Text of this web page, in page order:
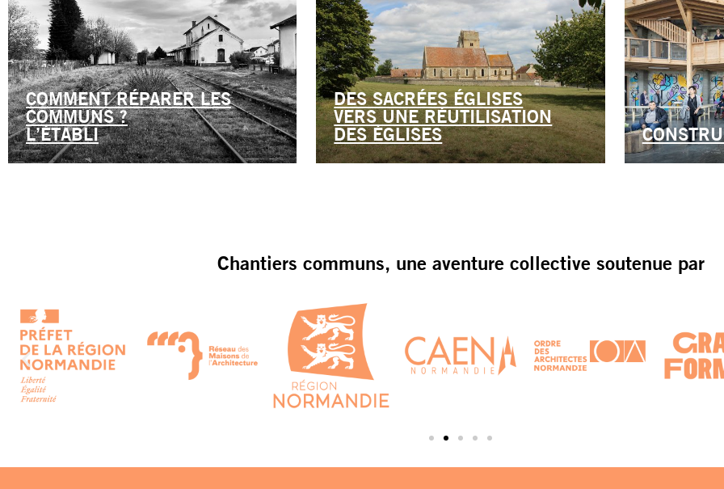
COMMENT RÉPARER LES
COMMUNS ?
L’ÉTABLI
DES SACRÉES ÉGLISES
VERS UNE RÉUTILISATION
DES ÉGLISES
Chantiers communs, une aventure collective soutenue par